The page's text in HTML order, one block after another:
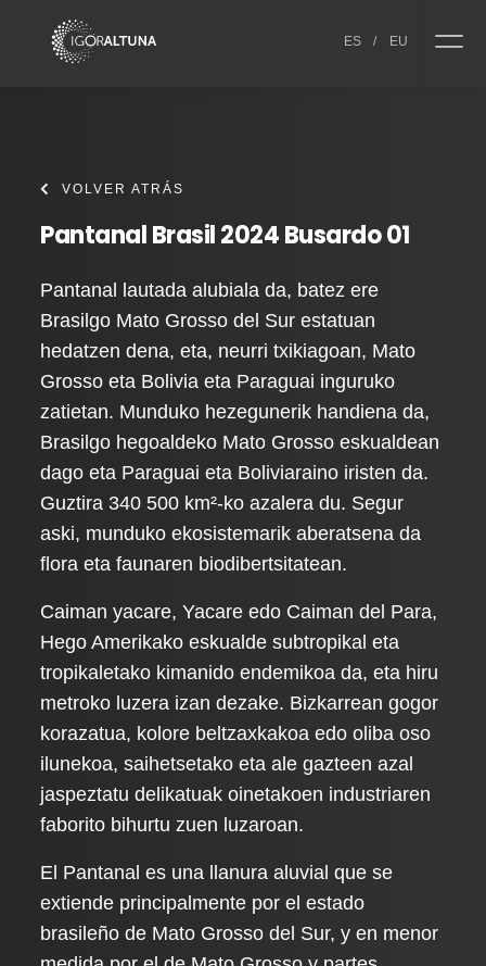
ES / EU
VOLVER ATRÁS
Pantanal Brasil 2024 Busardo 01
Pantanal lautada alubiala da, batez ere
Brasilgo Mato Grosso del Sur estatuan
hedatzen dena, eta, neurri txikiagoan, Mato
Grosso eta Bolivia eta Paraguai inguruko
zatietan. Munduko hezegunerik handiena da,
Brasilgo hegoaldeko Mato Grosso eskualdean
dago eta Paraguai eta Boliviaraino iristen da.
Guztira 340 500 km²-ko azalera du. Segur
aski, munduko ekosistemarik aberatsena da
flora eta faunaren biodibertsitatean.
Caiman yacare, Yacare edo Caiman del Para,
Hego Amerikako eskualde subtropikal eta
tropikaletako kimanido endemikoa da, eta hiru
metroko luzera izan dezake. Bizkarrean gogor
korazatua, kolore beltzaxkakoa edo oliba oso
ilunekoa, saihetsetako eta ale gazteen azal
jaspeztatu delikatuak oinetakoen industriaren
faborito bihurtu zuen luzaroan.
El Pantanal es una llanura aluvial que se
extiende principalmente por el estado
brasileño de Mato Grosso del Sur, y en menor